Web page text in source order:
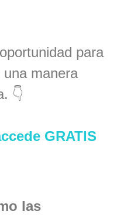
para
manera
👇
GRATIS
las